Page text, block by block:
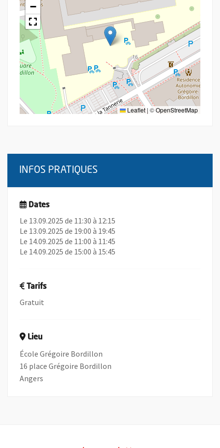
−
Leaflet | ©OpenStreetMap
INFOS PRATIQUES
Dates
Le 13.09.2025 de 11:30 à 12:15
Le 13.09.2025 de 19:00 à 19:45
Le 14.09.2025 de 11:00 à 11:45
Le 14.09.2025 de 15:00 à 15:45
Tarifs
Gratuit
Lieu
École Grégoire Bordillon
16 place Grégoire Bordillon
Angers